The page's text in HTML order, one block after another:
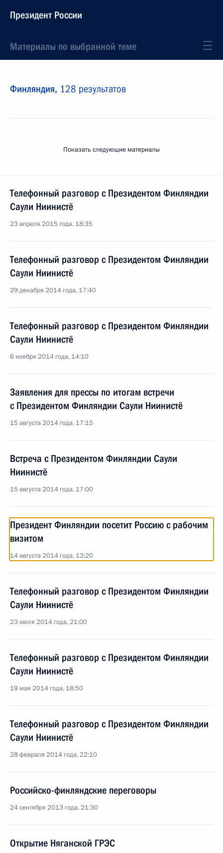
Президент России
Материалы по выбранной теме
Финляндия, 128 результатов
Показать следующие материалы
Телефонный разговор с Президентом Финляндии
Саули Ниинистё
23 апреля 2015 года, 18:35
Телефонный разговор с Президентом Финляндии
Саули Ниинистё
29 декабря 2014 года, 17:40
Телефонный разговор с Президентом Финляндии
Саули Ниинистё
6 ноября 2014 года, 14:10
Заявления для прессы по итогам встречи
с Президентом Финляндии Саули Ниинистё
15 августа 2014 года, 17:15
Встреча с Президентом Финляндии Саули
Ниинистё
15 августа 2014 года, 17:00
Президент Финляндии посетит Россию с рабочим
визитом
14 августа 2014 года, 13:20
Телефонный разговор с Президентом Финляндии
Саули Ниинистё
23 июля 2014 года, 21:00
Телефонный разговор с Президентом Финляндии
Саули Ниинистё
19 мая 2014 года, 18:50
Телефонный разговор с Президентом Финляндии
Саули Ниинистё
28 февраля 2014 года, 22:10
Российско-финляндские переговоры
24 сентября 2013 года, 21:30
Открытие Няганской ГРЭС